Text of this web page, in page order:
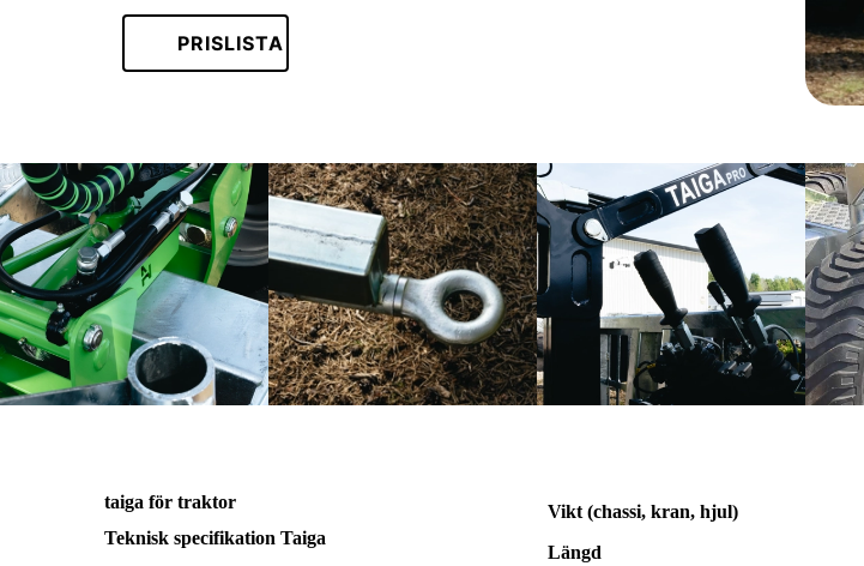
PRISLISTA
taiga för traktor
Teknisk specifikation Taiga
Vikt (chassi, kran, hjul)
Längd